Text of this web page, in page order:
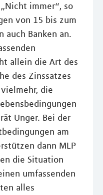
immer“, so
von 15 bis zum
auch Banken an.
allein die Art des
des Zinssatzes
die
Unger. Bei der
am
dann MLP
die Situation
umfassenden
alles